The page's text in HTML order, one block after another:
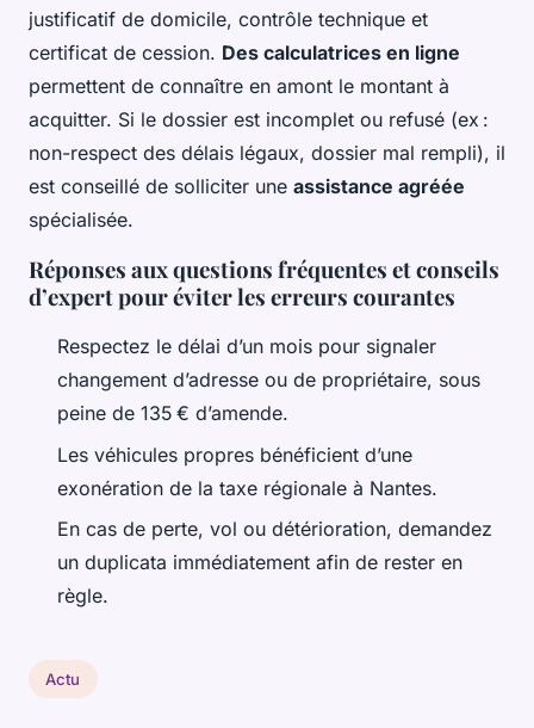
justificatif de domicile, contrôle technique et
certificat de cession. Des calculatrices en ligne
permettent de connaître en amont le montant à
acquitter. Si le dossier est incomplet ou refusé (ex :
non-respect des délais légaux, dossier mal rempli), il
est conseillé de solliciter une assistance agréée
spécialisée.
Réponses aux questions fréquentes et conseils
d’expert pour éviter les erreurs courantes
Respectez le délai d’un mois pour signaler
changement d’adresse ou de propriétaire, sous
peine de 135 € d’amende.
Les véhicules propres bénéficient d’une
exonération de la taxe régionale à Nantes.
En cas de perte, vol ou détérioration, demandez
un duplicata immédiatement afin de rester en
règle.
Actu